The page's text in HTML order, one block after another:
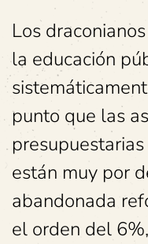
Los
la educación
punto que las
están muy por
abandonada
el orden del